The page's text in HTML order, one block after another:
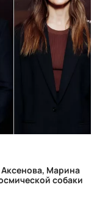
Марина
собаки